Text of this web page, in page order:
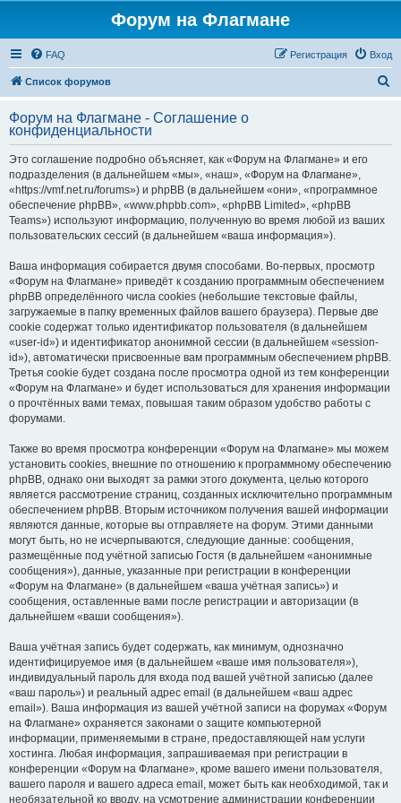
Форум на Флагмане
FAQ Вход
Регистрация
Список форумов
с
Форум на Флагмане - Соглашение о
конфиденциальности
Это соглашение подробно объясняет, как «Форум на Флагмане» и его
подразделения (в дальнейшем «мы», «наш», «Форум на Флагмане»,
«https://vmf.net.ru/forums») и phpBB (в дальнейшем «они», «программное
обеспечение phpBB», «www.phpbb.com», «phpBB Limited», «phpBB
Teams») используют информацию, полученную во время любой из ваших
пользовательских сессий (в дальнейшем «ваша информация»).
Ваша информация собирается двумя способами. Во-первых, просмотр
«Форум на Флагмане» приведёт к созданию программным обеспечением
phpBB определённого числа cookies (небольшие текстовые файлы,
загружаемые в папку временных файлов вашего браузера). Первые две
cookie содержат только идентификатор пользователя (в дальнейшем
«user-id») и идентификатор анонимной сессии (в дальнейшем «session-
id»), автоматически присвоенные вам программным обеспечением phpBB.
Третья cookie будет создана после просмотра одной из тем конференции
«Форум на Флагмане» и будет использоваться для хранения информации
о прочтённых вами темах, повышая таким образом удобство работы с
форумами.
Также во время просмотра конференции «Форум на Флагмане» мы можем
установить cookies, внешние по отношению к программному обеспечению
phpBB, однако они выходят за рамки этого документа, целью которого
является рассмотрение страниц, созданных исключительно программным
обеспечением phpBB. Вторым источником получения вашей информации
являются данные, которые вы отправляете на форум. Этими данными
могут быть, но не исчерпываются, следующие данные: сообщения,
размещённые под учётной записью Гостя (в дальнейшем «анонимные
сообщения»), данные, указанные при регистрации в конференции
«Форум на Флагмане» (в дальнейшем «ваша учётная запись») и
сообщения, оставленные вами после регистрации и авторизации (в
дальнейшем «ваши сообщения»).
Ваша учётная запись будет содержать, как минимум, однозначно
идентифицируемое имя (в дальнейшем «ваше имя пользователя»),
индивидуальный пароль для входа под вашей учётной записью (далее
«ваш пароль») и реальный адрес email (в дальнейшем «ваш адрес
email»). Ваша информация из вашей учётной записи на форумах «Форум
на Флагмане» охраняется законами о защите компьютерной
информации, применяемыми в стране, предоставляющей нам услуги
хостинга. Любая информация, запрашиваемая при регистрации в
конференции «Форум на Флагмане», кроме вашего имени пользователя,
вашего пароля и вашего адреса email, может быть как необходимой, так и
необязательной ко вводу, на усмотрение администрации конференции